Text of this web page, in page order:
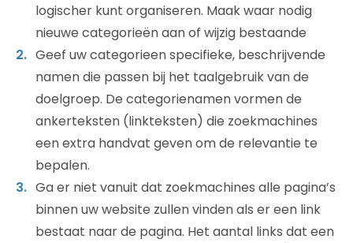
logischer kunt organiseren. Maak waar nodig
nieuwe categorieën aan of wijzig bestaande
Geef uw categorieen specifieke, beschrijvende
namen die passen bij het taalgebruik van de
doelgroep. De categorienamen vormen de
ankerteksten (linkteksten) die zoekmachines
een extra handvat geven om de relevantie te
bepalen.
Ga er niet vanuit dat zoekmachines alle pagina’s
binnen uw website zullen vinden als er een link
bestaat naar de pagina. Het aantal links dat een